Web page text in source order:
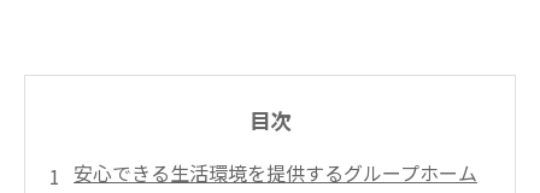
目次
安心できる生活環境を提供するグループホーム